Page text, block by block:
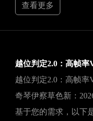
查看更多
奇琴伊察草色新：